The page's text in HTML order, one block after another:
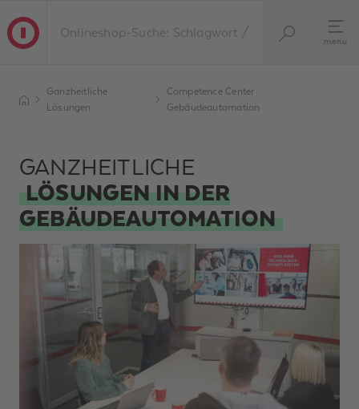
menu
Ganzheitliche
Lösungen
Competence Center
Gebäudeautomation
GANZHEITLICHE
LÖSUNGEN IN DER
GEBÄUDEAUTOMATION